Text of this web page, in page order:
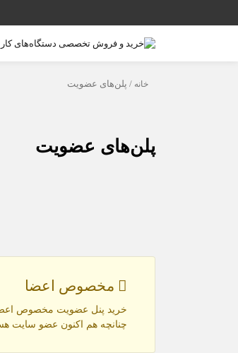
خانه / پلن‌های عضویت
پلن‌های عضویت
مخصوص اعضا
خرید پنل عضویت مخصوص
چنانچه هم‌ اکنون عضو سایت